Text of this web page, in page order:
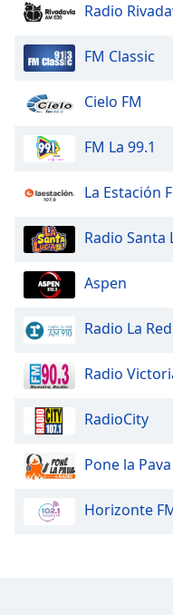
Radio
FM Classic
Cielo FM
FM La 99.1
La Estación
Radio Santa
Aspen
Radio La Red
Radio
RadioCity
Pone la Pava
Horizonte